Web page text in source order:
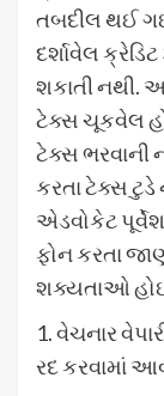
તબદીલ થઈ
દર્શાવેલ
શકાતી નથી.
ટેક્સ ચૂકવેલ
ટેક્સ ભરવાની
કરતા ટેક્સ ટુડે
એડવોકેટ
ફોન કરતા
શક્યતાઓ
1. વેચનાર
રદ કરવામાં